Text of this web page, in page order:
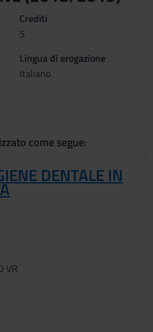
Crediti
5
Lingua di erogazione
Italiano
come segue:
DENTALE IN
VR